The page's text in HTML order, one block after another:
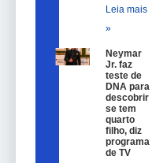
Leia mais
»
Neymar
Jr. faz
teste de
DNA para
descobrir
se tem
quarto
filho, diz
programa
de TV